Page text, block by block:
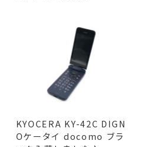
KYOCERA KY-42C DIGN
Oケータイ docomo ブラ